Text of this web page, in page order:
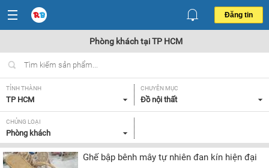
Đăng tin
Phòng khách tại TP HCM
TỈNH THÀNH
TP HCM
CHUYÊN MỤC
Đồ nội thất
CHỦNG LOẠI
Phòng khách
Ghế bập bênh mây tự nhiên đan kín hiện đại